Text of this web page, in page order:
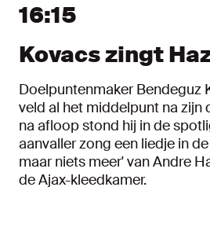
16:15
Kovacs zingt
Doelpuntenmaker Bendeguz
veld al het middelpunt na zijn
na afloop stond hij in de
aanvaller zong een liedje in
maar niets meer' van Andre
de Ajax-kleedkamer.